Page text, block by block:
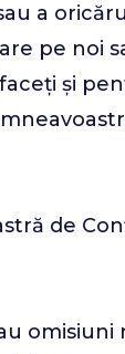
a
pe noi
și
de